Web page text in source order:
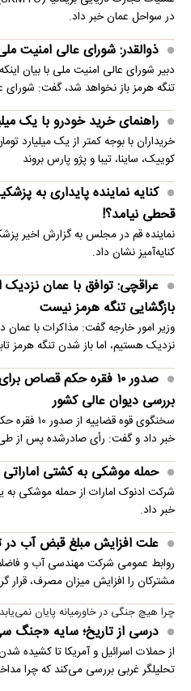
در سواحل عمان خبر داد.
ذوالقدر: شورای عالی امنیت
دبیر شورای عالی امنیت ملی با بیان
تنگه هرمز باز نخواهد شد، گفت: شورای
راهنمای خرید خودرو با یک
خریداران با بوجه کمتر از یک میلیارد
کوییک، ساینا، تیبا و پژو پارس بروند
کنایه نماینده پایداری به
قحطی نیامد؟!
نماینده قم در مجلس به گزارش اخیر
کنایه‌آمیز نشان داد.
عراقچی: توافق با عمان
بازگشایی تنگه هرمز نیست
وزیر امور خارجه گفت: مذاکرات با
نزدیک هستیم، اما باز شدن تنگه هرمز
صدور ۱۰ فقره حکم قصاص
بررسی دیوان عالی کشور
سخنگوی قوه
خبر داد و گفت: رأی صادرشده پس از
حمله موشکی به کشتی اماراتی
شرکت ادنوک امارات از حمله موشکی به
خبر داد.
علت افزایش مبلغ قبض آب در
روابط عمومی شرکت مهندسی آب و
مشترکان را افزایش میزان مصرف، قرار
چرا هیچ جنگی در خاورمیانه پایان
درسی از تاریخ؛ سایه «جنگ
از حملات اسرائیل و آمریکا تا کشیده
تحلیلگر غربی بررسی می‌کند که چرا